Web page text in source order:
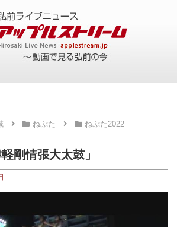
ねぷた ねぷた2022
剛情張大太鼓」